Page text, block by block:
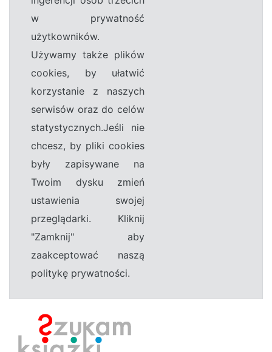
w prywatność
użytkowników.
Używamy także plików
cookies, by ułatwić
korzystanie z naszych
serwisów oraz do celów
statystycznych.Jeśli nie
chcesz, by pliki cookies
były zapisywane na
Twoim dysku zmień
ustawienia swojej
przeglądarki. Kliknij
"Zamknij" aby
zaakceptować naszą
politykę prywatności.